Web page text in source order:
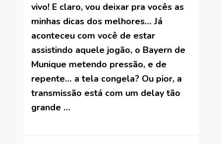
vivo! E claro, vou deixar pra vocês as
minhas dicas dos melhores… Já
aconteceu com você de estar
assistindo aquele jogão, o Bayern de
Munique metendo pressão, e de
repente… a tela congela? Ou pior, a
transmissão está com um delay tão
grande …